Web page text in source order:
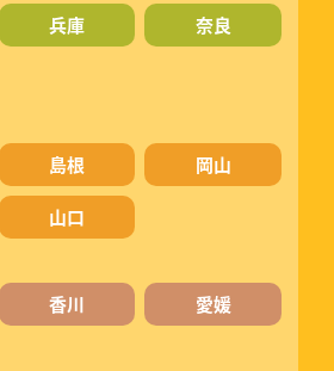
兵庫 奈良
島根 岡山
山口
香川 愛媛